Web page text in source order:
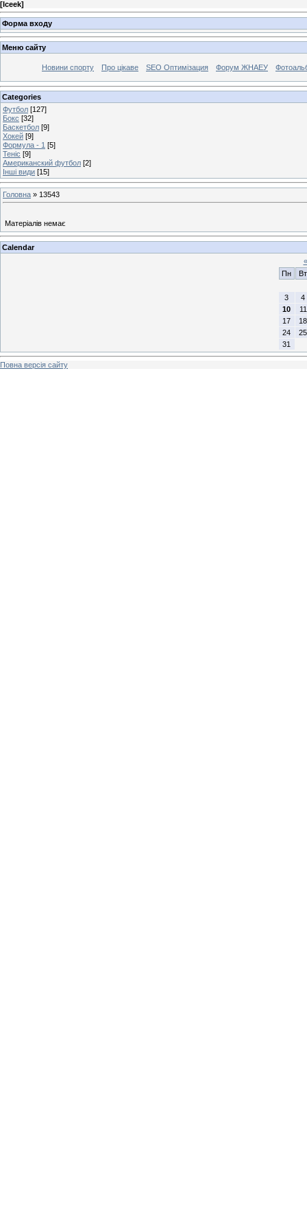
[Iceek]
Форма входу
Меню сайту
Новини спорту Про цікаве SEO Оптимізация Форум ЖНАЕУ
Categories
Футбол [127]
Бокс [32]
Баскетбол [9]
Хокей [9]
Формула - 1 [5]
Теніс [9]
Американский футбол [2]
Інші види [15]
Головна » 13543
Матеріалів немає
Calendar
«
Пн
Вт
3
4
10
11
17
18
24
25
31
Повна версія сайту